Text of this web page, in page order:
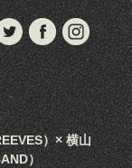
）× 横山
）